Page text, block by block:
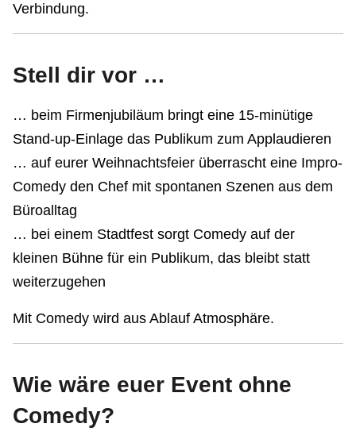
Verbindung.
Stell dir vor …
… beim Firmenjubiläum bringt eine 15-minütige
Stand-up-Einlage das Publikum zum Applaudieren
… auf eurer Weihnachtsfeier überrascht eine Impro-
Comedy den Chef mit spontanen Szenen aus dem
Büroalltag
… bei einem Stadtfest sorgt Comedy auf der
kleinen Bühne für ein Publikum, das bleibt statt
weiterzugehen
Mit Comedy wird aus Ablauf Atmosphäre.
Wie wäre euer Event ohne
Comedy?